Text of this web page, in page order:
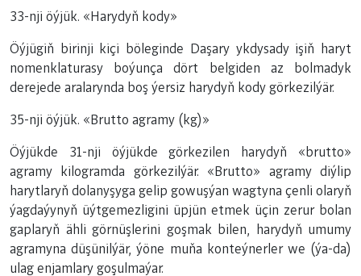
33-nji öýjük. «Harydyň kody»
Öýjügiň birinji kiçi böleginde Daşary ykdysady işiň haryt
nomenklaturasy boýunça dört belgiden az bolmadyk
derejede aralarynda boş ýersiz harydyň kody görkezilýär.
35-nji öýjük. «Brutto agramy (kg)»
Öýjükde 31-nji öýjükde görkezilen harydyň «brutto»
agramy kilogramda görkezilýär. «Brutto» agramy diýlip
harytlaryň dolanyşyga gelip gowuşýan wagtyna çenli olaryň
ýagdaýynyň üýtgemezligini üpjün etmek üçin zerur bolan
gaplaryň ähli görnüşlerini goşmak bilen, harydyň umumy
agramyna düşünilýär, ýöne muňa konteýnerler we (ýa-da)
ulag enjamlary goşulmaýar.